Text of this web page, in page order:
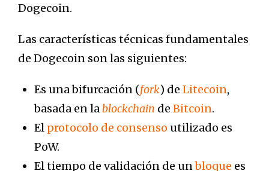
Dogecoin.
Las características técnicas fundamentales
de Dogecoin son las siguientes:
Es una bifurcación (fork) de Litecoin,
basada en lablockchain de Bitcoin.
El protocolo de consenso utilizado es
PoW.
El tiempo de validación de unbloque es